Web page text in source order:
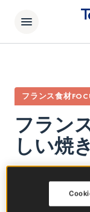
フランス食材
フラン
しい焼
フランス牛